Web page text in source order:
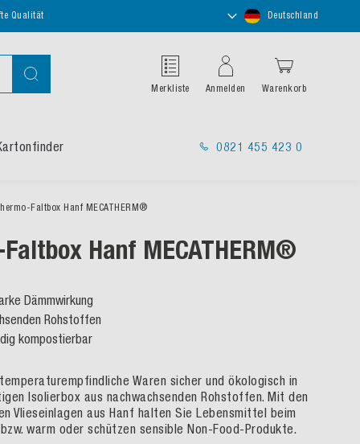
Qualität
Store
auswählen
Deutschland
Suche
Merkliste Anmelden Warenkorb
0821 455 423 0
Faltbox Hanf MECATHERM®
Hanf MECATHERM®
Dämmwirkung
Rohstoffen
kompostierbar
Waren sicher und ökologisch in
Isolierbox aus nachwachsenden Rohstoffen. Mit den
Vlieseinlagen aus Hanf halten Sie Lebensmittel beim
warm oder schützen sensible Non-Food-Produkte.